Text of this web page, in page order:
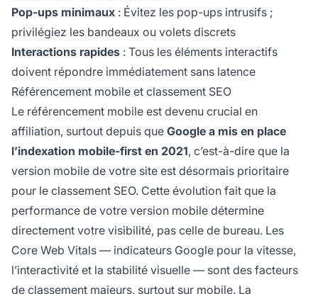
Pop-ups minimaux : Évitez les pop-ups intrusifs ;
privilégiez les bandeaux ou volets discrets
Interactions rapides : Tous les éléments interactifs
doivent répondre immédiatement sans latence
Référencement mobile et classement SEO
Le référencement mobile est devenu crucial en
affiliation, surtout depuis que Google a mis en place
l’indexation mobile-first en 2021, c’est-à-dire que la
version mobile de votre site est désormais prioritaire
pour le classement SEO. Cette évolution fait que la
performance de votre version mobile détermine
directement votre visibilité, pas celle de bureau. Les
Core Web Vitals — indicateurs Google pour la vitesse,
l’interactivité et la stabilité visuelle — sont des facteurs
de classement majeurs, surtout sur mobile. La